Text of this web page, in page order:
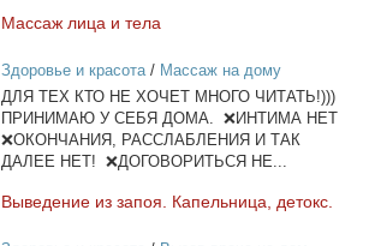
Мас­саж ли­ца и те­ла
Здоровье и красота/ Массаж на дому
ДЛЯ ТЕХ КТО НЕ ХОЧЕТ МНОГО ЧИТАТЬ!)))
ПРИНИМАЮ У СЕБЯ ДОМА. ❌ИНТИМА НЕТ
❌ОКОНЧАНИЯ, РАССЛАБЛЕНИЯ И ТАК
ДАЛЕЕ НЕТ! ❌ДОГОВОРИТЬСЯ НЕ...
Вы­ве­де­ние из за­поя. Ка­пель­ни­ца, де­токс.